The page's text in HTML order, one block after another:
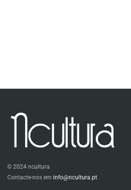
© 2024 ncultura
Contacte-nos em info@ncultura.pt